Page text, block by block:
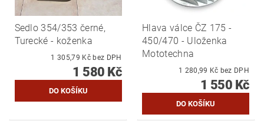
Sedlo 354/353 černé,
Turecké - koženka
1 305,79 Kč bez DPH
1 580 Kč
Hlava válce ČZ 175 -
450/470 - Uloženka
Mototechna
1 280,99 Kč bez DPH
1 550 Kč